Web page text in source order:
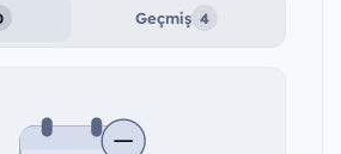
Geçmiş 4